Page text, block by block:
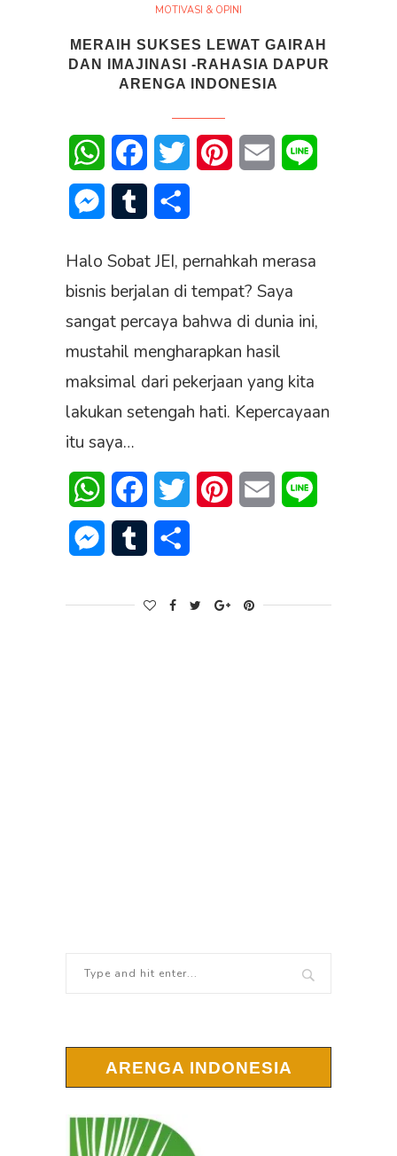
MOTIVASI & OPINI
MERAIH SUKSES LEWAT GAIRAH
DAN IMAJINASI -RAHASIA DAPUR
ARENGA INDONESIA
WhatsAppFacebookTwitter PinterestEmail
Messenger
Tumblr
Halo Sobat JEI, pernahkah merasa
bisnis berjalan di tempat? Saya
sangat percaya bahwa di dunia ini,
mustahil mengharapkan hasil
maksimal dari pekerjaan yang kita
lakukan setengah hati. Kepercayaan
itu saya…
WhatsAppFacebookTwitter PinterestEmail
Messenger
Tumblr
ARENGA INDONESIA